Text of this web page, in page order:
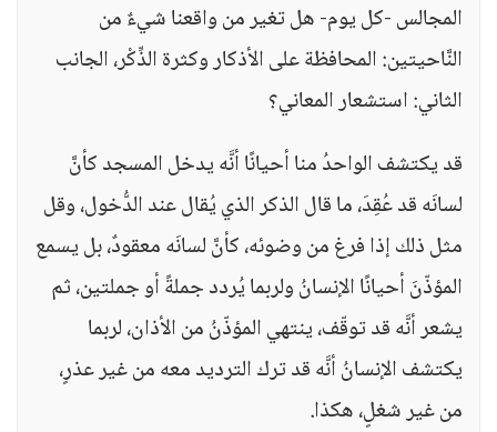
المجالس -كل يوم- هل تغير من واقعنا شيءٌ من
النَّاحيتين: المحافظة على الأذكار وكثرة الذِّكْر، الجانب
الثاني: استشعار المعاني؟
قد يكتشف الواحدُ منا أحيانًا أنَّه يدخل المسجد كأنَّ
لسانَه قد عُقِدَ، ما قال الذكر الذي يُقال عند الدُّخول، وقل
مثل ذلك إذا فرغ من وضوئه، كأنَّ لسانَه معقودٌ، بل يسمع
المؤذّنَ أحيانًا الإنسانُ ولربما يُردد جملةً أو جملتين، ثم
يشعر أنَّه قد توقّف، ينتهي المؤذّنُ من الأذان، لربما
يكتشف الإنسانُ أنَّه قد ترك الترديد معه من غير عذرٍ،
من غير شغلٍ، هكذا.